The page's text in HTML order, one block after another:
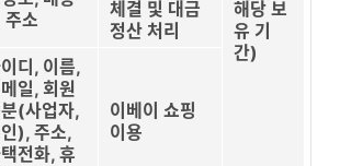
해당 보
유 기
간)
주소
체결 및 대금
정산 처리
디, 이름,
일, 회원
(사업자,
), 주소,
전화, 휴
이베이 쇼핑
이용